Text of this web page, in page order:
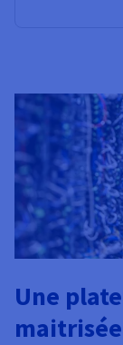
Une
maitrisée